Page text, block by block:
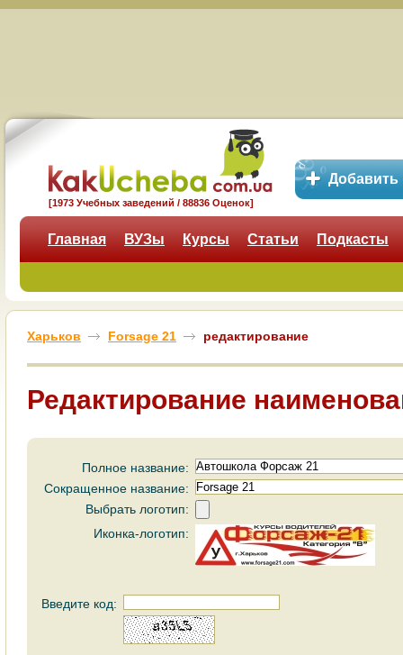
Добавить
[1973 Учебных заведений / 88836 Оценок]
Главная ВУЗы Курсы Статьи Подкасты
Харьков Forsage 21 редактирование
Редактирование
Полное название:
Сокращенное название:
Выбрать логотип:
Иконка-логотип:
Введите код: